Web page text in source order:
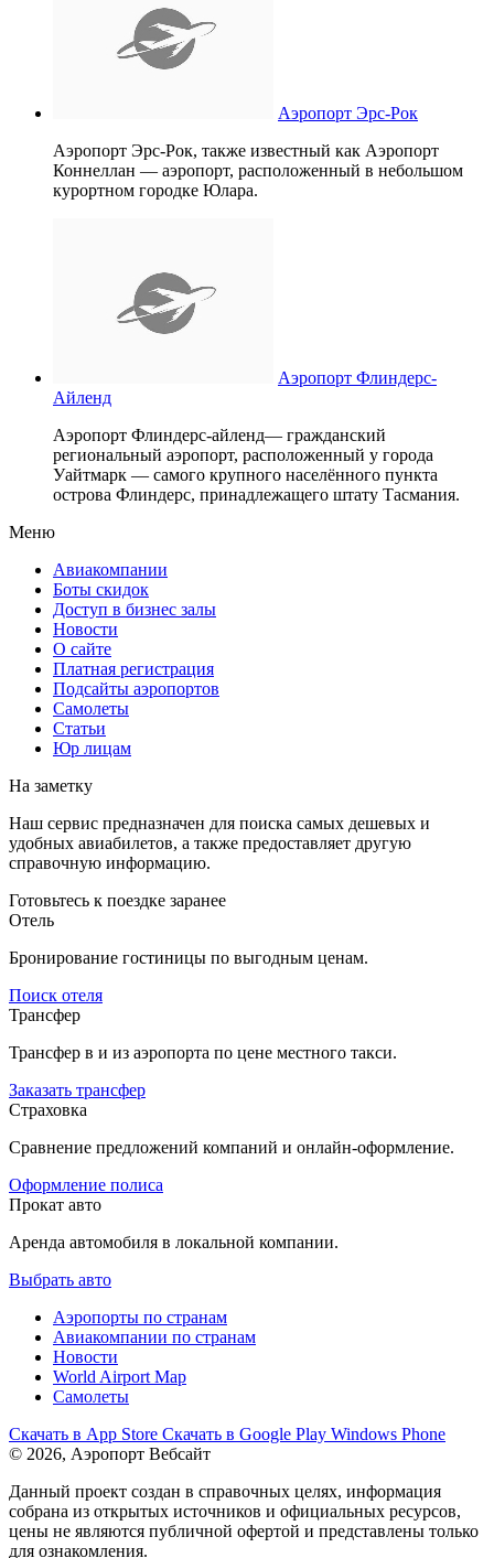
Аэропорт Эрс-Рок
Аэропорт Эрс-Рок, также известный как Аэропорт
Коннеллан — аэропорт, расположенный в небольшом
курортном городке Юлара.
Аэропорт Флиндерс-
Айленд
Аэропорт Флиндерс-айленд— гражданский
региональный аэропорт, расположенный у города
Уайтмарк — самого крупного населённого пункта
острова Флиндерс, принадлежащего штату Тасмания.
Меню
Авиакомпании
Боты скидок
Доступ в бизнес залы
Новости
О сайте
Платная регистрация
Подсайты аэропортов
Самолеты
Статьи
Юр лицам
На заметку
Наш сервис предназначен для поиска самых дешевых и
удобных авиабилетов, а также предоставляет другую
справочную информацию.
Готовьтесь к поездке заранее
Отель
Бронирование гостиницы по выгодным ценам.
Поиск отеля
Трансфер
Трансфер в и из аэропорта по цене местного такси.
Заказать трансфер
Страховка
Сравнение предложений компаний и онлайн-оформление.
Оформление полиса
Прокат авто
Аренда автомобиля в локальной компании.
Выбрать авто
Аэропорты по странам
Авиакомпании по странам
Новости
World Airport Map
Самолеты
Скачать в App Store Скачать в Google Play Windows Phone
© 2026, Аэропорт Вебсайт
Данный проект создан в справочных целях, информация
собрана из открытых источников и официальных ресурсов,
цены не являются публичной офертой и представлены только
для ознакомления.